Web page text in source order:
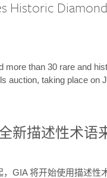
Historic
more than 30 rare and
auction, taking place on
新描述性术
，GIA 将开始使用描述性